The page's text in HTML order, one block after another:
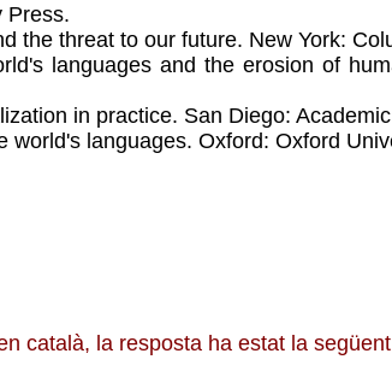
Press.
the threat to our future. New York:
languages and the erosion of
in practice. San Diego:
languages. Oxford: Oxford
català, la resposta ha estat la